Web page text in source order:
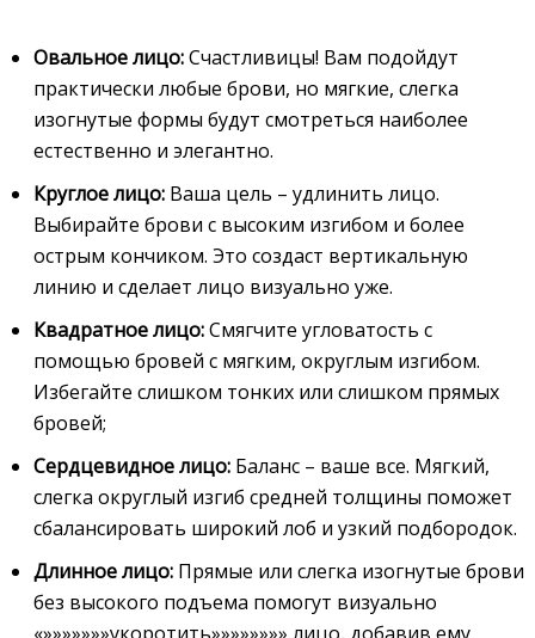
Овальное лицо:Счастливицы! Вам подойдут
практически любые брови, но мягкие, слегка
изогнутые формы будут смотреться наиболее
естественно и элегантно.
Круглое лицо: Ваша цель – удлинить лицо.
Выбирайте брови с высоким изгибом и более
острым кончиком. Это создаст вертикальную
линию и сделает лицо визуально уже.
Квадратное лицо:Смягчите угловатость с
помощью бровей с мягким, округлым изгибом.
Избегайте слишком тонких или слишком прямых
бровей;
Сердцевидное лицо: Баланс – ваше все. Мягкий,
слегка округлый изгиб средней толщины поможет
сбалансировать широкий лоб и узкий подбородок.
Длинное лицо: Прямые или слегка изогнутые брови
без высокого подъема помогут визуально